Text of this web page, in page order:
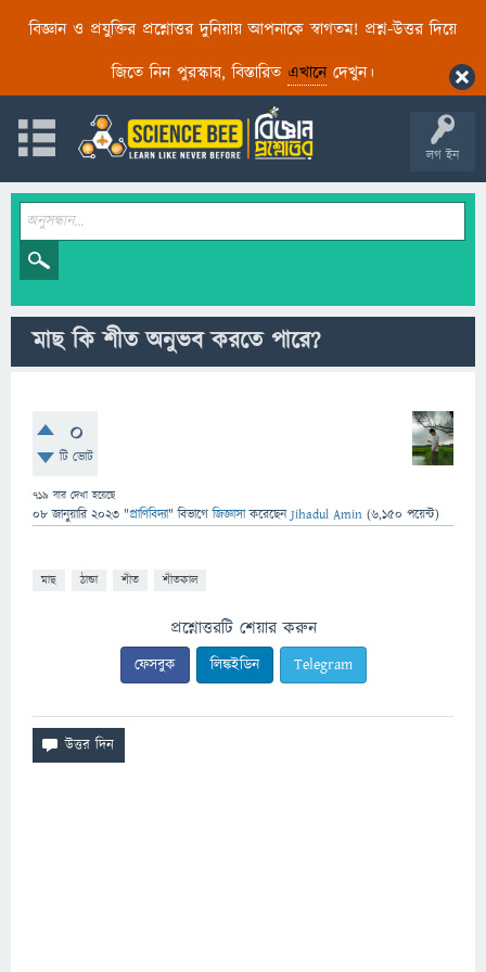
বিজ্ঞান ও প্রযুক্তির প্রশ্নোত্তর দুনিয়ায় আপনাকে স্বাগতম! প্রশ্ন-উত্তর দিয়ে
জিতে নিন পুরস্কার, বিস্তারিত এখানেদেখুন।
লগ ইন
মাছ কি শীত অনুভব করতে পারে?
0
টি ভোট
719 বার দেখা হয়েছে
08 জানুয়ারি 2023 "প্রাণিবিদ্যা" বিভাগে জিজ্ঞাসাকরেছেনJihadul Amin (6,150 পয়েন্ট)
মাছ ঠান্ডা শীত শীতকাল
প্রশ্নোত্তরটি শেয়ার করুন
ফেসবুক লিঙ্কইডিন Telegram